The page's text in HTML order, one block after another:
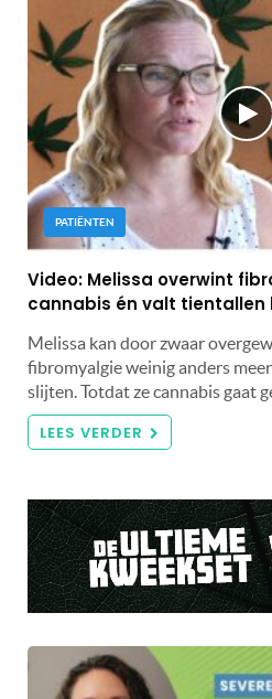
PATIËNTEN
Video: Melissa overwint
cannabis én valt tientallen
Melissa kan door zwaar
fibromyalgie weinig anders
slijten. Totdat ze cannabis gaat
LEES VERDER